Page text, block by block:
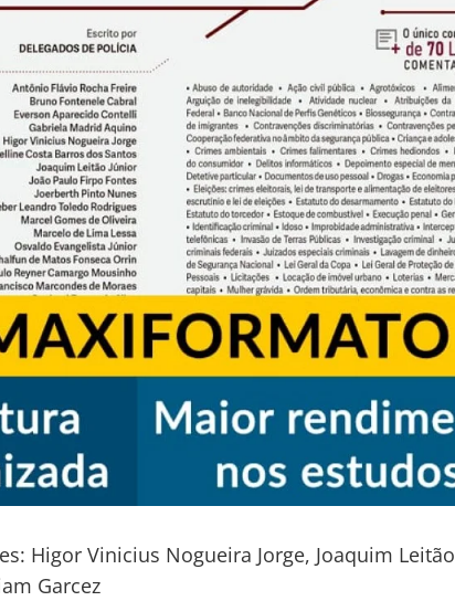
Higor Vinicius Nogueira Jorge, Joaquim Leitão
Garcez